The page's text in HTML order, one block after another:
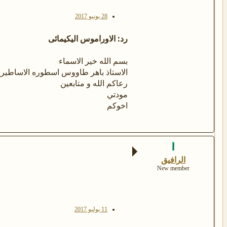
28 يونيو 2017
رد: الاوراموس اليكيمائى
بسم الله خير الاسماء
الاستاذ باهر طاووس اسطوره
رعاكم الله و متابعين
مودتي
اخوكم
الرافيق
New member
11 يوليو 2017